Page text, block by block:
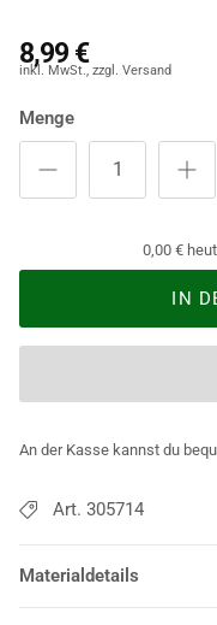
8,99 €
Menge
0,00 €
IN
An der Kasse kannst du
Art. 305714
Materialdetails